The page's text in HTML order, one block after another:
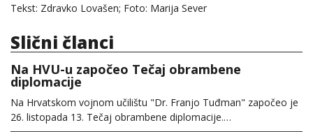
Tekst: Zdravko Lovašen; Foto: Marija Sever
Slični članci
Na HVU-u započeo Tečaj obrambene
diplomacije
Na Hrvatskom vojnom učilištu "Dr. Franjo Tuđman" započeo je
26. listopada 13. Tečaj obrambene diplomacije.…